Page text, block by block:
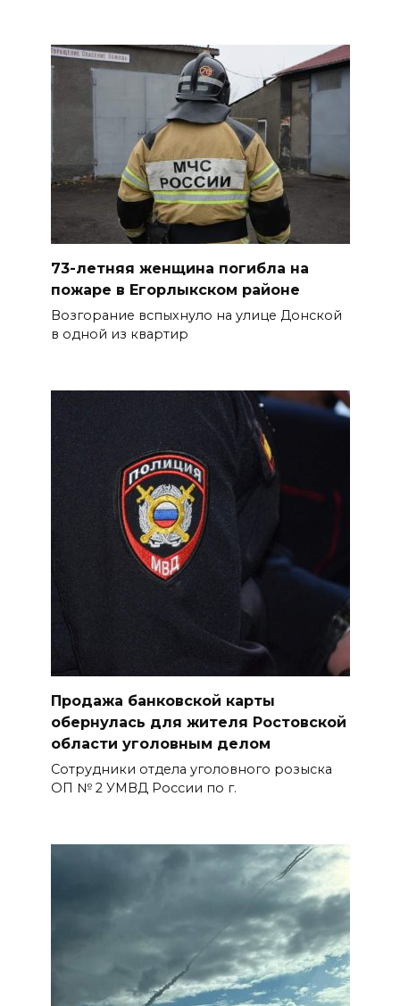
Теннисистка Любовь
Проненко из Таганрога взяла
золото в парном разряде на
турнире в Германии
06 августа 2026 12:49
На 980‑м км трассы М‑4 «Дон»
пробка сковала движение из-
06 августа 2026 12:47
С Центрального рынка в
06 августа 2026 12:30
Отдых в безопасности
06 августа 2026 12:28
Батайские плетуньи
БОЛЬШЕ НОВОСТЕЙ
73-летняя женщина погибла на
пожаре в Егорлыкском районе
Возгорание вспыхнуло на улице Донской
в одной из квартир
Продажа банковской карты
обернулась для жителя Ростовской
области уголовным делом
Сотрудники отдела уголовного розыска
ОП № 2 УМВД России по г.